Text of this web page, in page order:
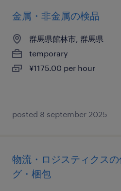
金属・非金属の検品
群馬県館林市, 群馬県
temporary
¥1175.00 per hour
posted 8 september 2025
物流・ロジスティクス
グ・梱包